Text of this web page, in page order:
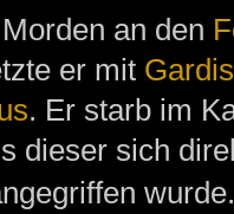
an den
er mit
. Er starb im
dieser sich
wurde.